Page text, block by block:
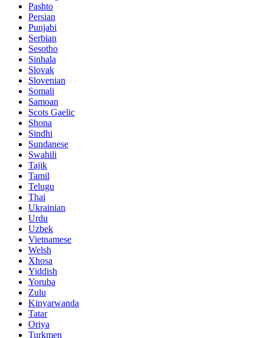
Pashto
Persian
Punjabi
Serbian
Sesotho
Sinhala
Slovak
Slovenian
Somali
Samoan
Scots Gaelic
Shona
Sindhi
Sundanese
Swahili
Tajik
Tamil
Telugu
Thai
Ukrainian
Urdu
Uzbek
Vietnamese
Welsh
Xhosa
Yiddish
Yoruba
Zulu
Kinyarwanda
Tatar
Oriya
Turkmen